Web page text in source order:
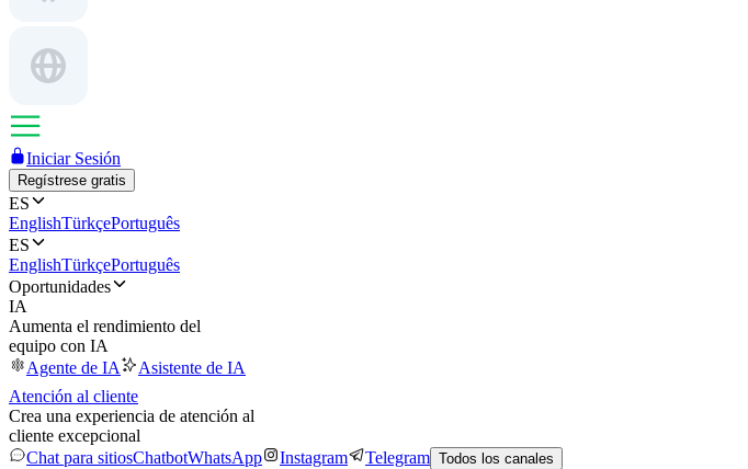
Iniciar Sesión
Regístrese gratis
ES
EnglishTürkçePortuguês
ES
EnglishTürkçePortuguês
Oportunidades
IA
Aumenta el rendimiento del
equipo con IA
Agente de IA
Asistente de IA
Atención al cliente
Crea una experiencia de atención al
cliente excepcional
Chat para sitiosChatbotWhatsApp Instagram Telegram Todos los canales